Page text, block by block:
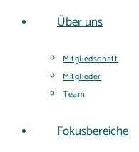
Über uns
Mitgliedschaft
Mitglieder
Team
Fokusbereiche